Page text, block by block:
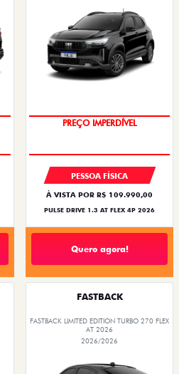
O SUV AUTOMÁTICO MAIS
PESSOA FÍSICA
À VISTA POR R$ 109.990,00
PULSE DRIVE 1.3 AT FLEX 4P 2026
Quero agora!
FASTBACK
FASTBACK LIMITED EDITION TURBO 270 FLEX
AT 2026
2026/2026